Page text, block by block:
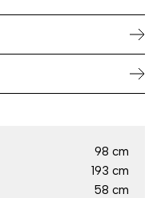
98 cm
193 cm
58 cm